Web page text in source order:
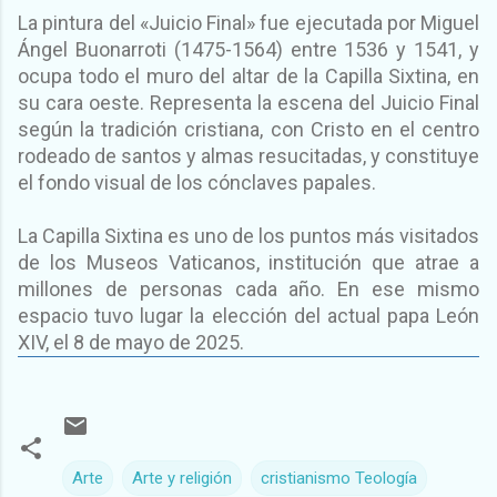
La pintura del «Juicio Final» fue ejecutada por Miguel
Ángel Buonarroti (1475-1564) entre 1536 y 1541, y
ocupa todo el muro del altar de la Capilla Sixtina, en
su cara oeste. Representa la escena del Juicio Final
según la tradición cristiana, con Cristo en el centro
rodeado de santos y almas resucitadas, y constituye
el fondo visual de los cónclaves papales.
La Capilla Sixtina es uno de los puntos más visitados
de los Museos Vaticanos, institución que atrae a
millones de personas cada año. En ese mismo
espacio tuvo lugar la elección del actual papa León
XIV, el 8 de mayo de 2025.
Arte Arte y religión cristianismo Teología